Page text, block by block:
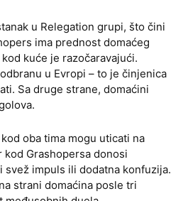
u Relegation grupi, što čini
ima prednost domaćeg
kuće je razočaravajući.
u Evropi – to je činjenica
Sa druge strane, domaćini
oba tima mogu uticati na
Grashopersa donosi
svež impuls ili dodatna konfuzija.
strani domaćina posle tri